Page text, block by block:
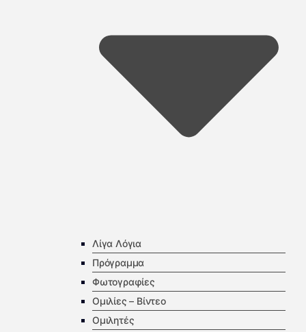
Λίγα Λόγια
Πρόγραμμα
Φωτογραφίες
Ομιλίες – Βίντεο
Ομιλητές